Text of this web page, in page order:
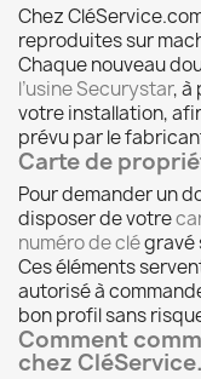
Chez
reproduites sur
Chaque nouveau
l’usine Securystar, à
votre installation,
prévu par le
Carte de
Pour demander un
disposer de votre
numéro de clégravé
Ces éléments
autorisé à
bon profil sans
Comment
chez